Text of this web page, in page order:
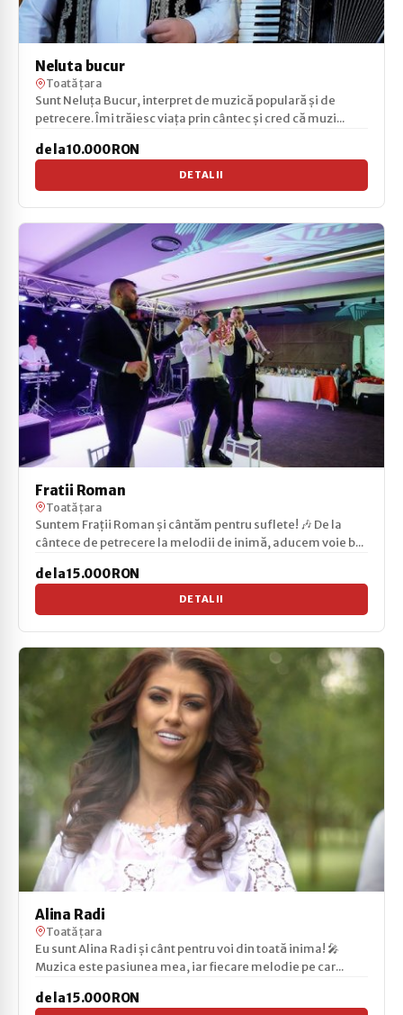
Neluta bucur
Toată țara
Sunt Neluța Bucur, interpret de muzică populară și de
petrecere. Îmi trăiesc viața prin cântec și cred că muzi...
de la 10.000 RON
DETALII
Fratii Roman
Toată țara
Suntem Frații Roman și cântăm pentru suflete! 🎶 De la
cântece de petrecere la melodii de inimă, aducem voie b...
de la 15.000 RON
DETALII
Alina Radi
Toată țara
Eu sunt Alina Radi și cânt pentru voi din toată inima! 🎤
Muzica este pasiunea mea, iar fiecare melodie pe car...
de la 15.000 RON